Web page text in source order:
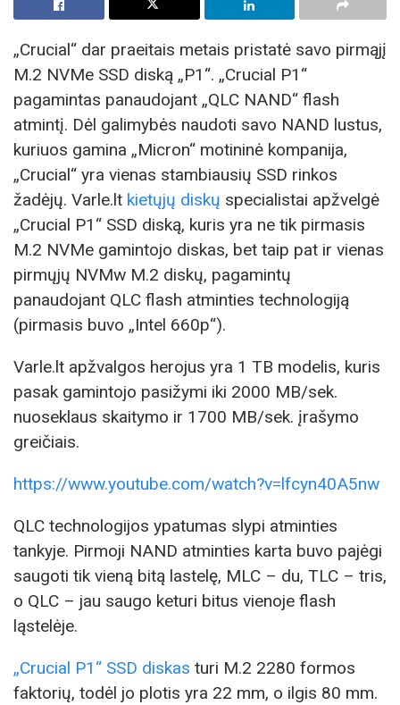
„Crucial“ dar praeitais metais pristatė savo pirmąjį
M.2 NVMe SSD diską „P1“. „Crucial P1“
pagamintas panaudojant „QLC NAND“ flash
atmintį. Dėl galimybės naudoti savo NAND lustus,
kuriuos gamina „Micron“ motininė kompanija,
„Crucial“ yra vienas stambiausių SSD rinkos
žadėjų. Varle.lt kietųjų diskų specialistai apžvelgė
„Crucial P1“ SSD diską, kuris yra ne tik pirmasis
M.2 NVMe gamintojo diskas, bet taip pat ir vienas
pirmųjų NVMw M.2 diskų, pagamintų
panaudojant QLC flash atminties technologiją
(pirmasis buvo „Intel 660p“).
Varle.lt apžvalgos herojus yra 1 TB modelis, kuris
pasak gamintojo pasižymi iki 2000 MB/sek.
nuoseklaus skaitymo ir 1700 MB/sek. įrašymo
greičiais.
https://www.youtube.com/watch?v=lfcyn40A5nw
QLC technologijos ypatumas slypi atminties
tankyje. Pirmoji NAND atminties karta buvo pajėgi
saugoti tik vieną bitą lastelę, MLC – du, TLC – tris,
o QLC – jau saugo keturi bitus vienoje flash
ląstelėje.
„Crucial P1“ SSD diskas turi M.2 2280 formos
faktorių, todėl jo plotis yra 22 mm, o ilgis 80 mm.